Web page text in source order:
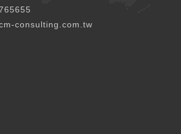
consulting.com.tw